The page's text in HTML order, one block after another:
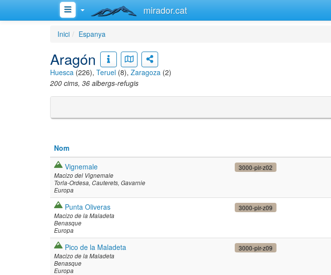
mirador.cat
Inici Espanya
Aragón
Huesca (226), Teruel (8), Zaragoza (2)
200 cims, 36 albergs-refugis
Nom
Vignemale
Macizo del Vignemale
Torla-Ordesa Cauterets Gavarnie
Europa
3000-pir-z02
Punta Oliveras
Macizo de la Maladeta
Benasque
Europa
3000-pir-z09
Pico de la Maladeta
Macizo de la Maladeta
Benasque
Europa
3000-pir-z09